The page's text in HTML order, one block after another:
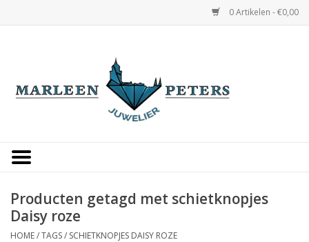
0 Artikelen - €0,00
Occasions
Producten getagd met schietknopjes
Daisy roze
HOME/TAGS/ SCHIETKNOPJES DAISY ROZE